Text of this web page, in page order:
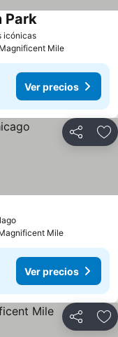
icónicas
Park
Mile
Ver precios
Compartir
Mile
Ver precios
Compartir